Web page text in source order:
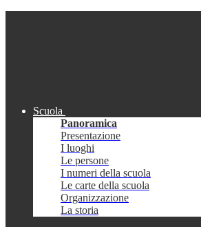
Scuola
Panoramica
Presentazione
I luoghi
Le persone
I numeri della scuola
Le carte della scuola
Organizzazione
La storia